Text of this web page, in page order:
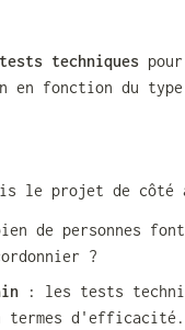
tests techniques
fonction du
le projet de côté
de personnes
?
: les tests
termes d'efficacité.